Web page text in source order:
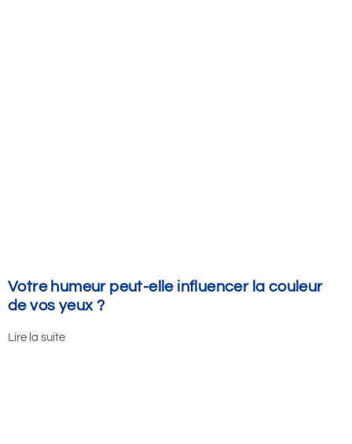
Votre humeur peut-elle influencer la couleur
de vos yeux ?
Lire la suite